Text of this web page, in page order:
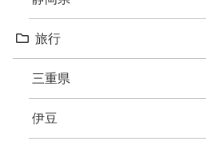
旅行
三重県
伊豆